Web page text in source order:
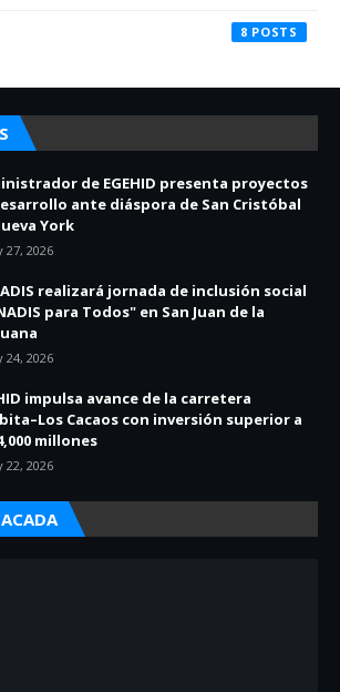
8
de EGEHID presenta proyectos
ante diáspora de San Cristóbal
York
27, 2026
realizará jornada de inclusión social
para Todos" en San Juan de la
24, 2026
impulsa avance de la carretera
Cacaos con inversión superior a
millones
22, 2026